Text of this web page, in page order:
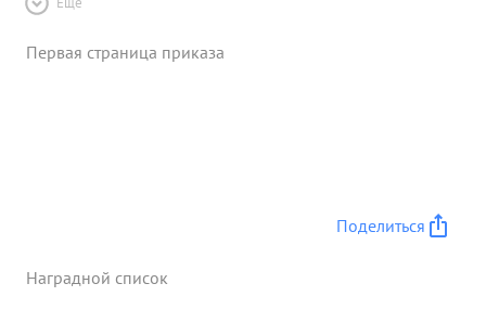
Первая страница приказа
Поделиться
Наградной список